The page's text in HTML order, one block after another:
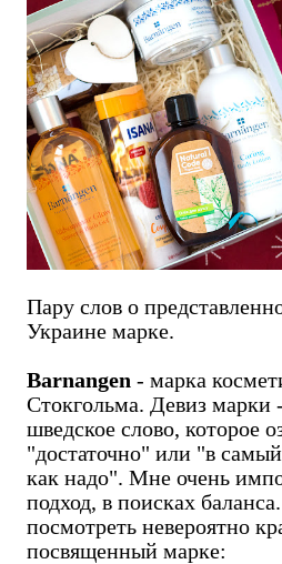
Пару слов о
Украине марке.
Barnangen - марка
Стокгольма. Девиз марки
шведское слово, которое
"достаточно" или "в
как надо". Мне очень
подход, в поисках
посмотреть невероятно
посвященный марке: